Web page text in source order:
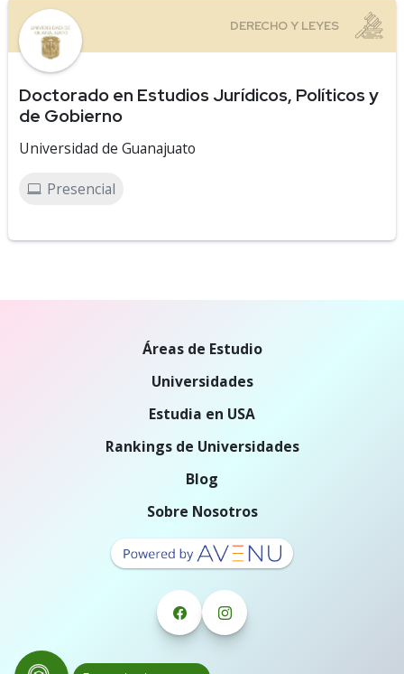
Doctorado en Estudios Jurídicos, Políticos y
de Gobierno
Universidad de Guanajuato
Presencial
Áreas de Estudio
Universidades
Estudia en USA
Rankings de Universidades
Blog
Sobre Nosotros